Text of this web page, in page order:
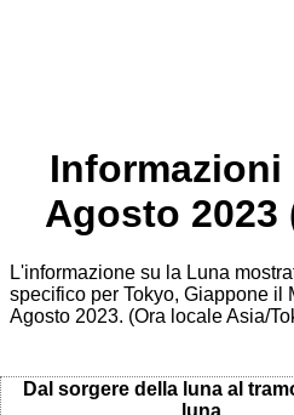
Informazioni
Agosto 2023
L'informazione su la Luna
specifico per Tokyo, Giappone il
Agosto 2023. (Ora locale Asia/
Dal sorgere della luna al
luna